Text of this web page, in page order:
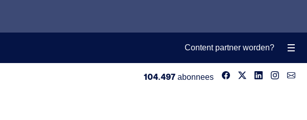
Content partner worden?
104.497 abonnees